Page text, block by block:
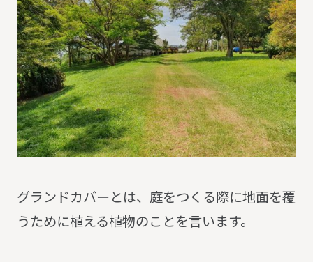
グランドカバーとは、庭をつくる際に地面を覆
うために植える植物のことを言います。